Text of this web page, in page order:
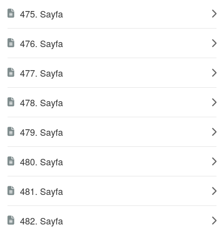
475. Sayfa
476. Sayfa
477. Sayfa
478. Sayfa
479. Sayfa
480. Sayfa
481. Sayfa
482. Sayfa